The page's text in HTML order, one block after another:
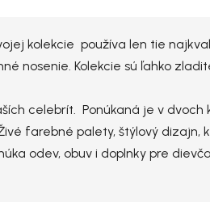
kolekcie používa len tie
nosenie. Kolekcie sú ľahko
celebrít. Ponúkaná je v dvoch
farebné palety, štýlový
odev, obuv i doplnky pre